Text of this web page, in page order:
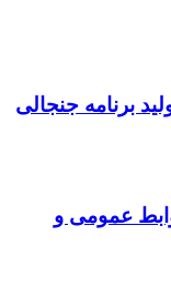
برنامه جنجالی
عمومی و